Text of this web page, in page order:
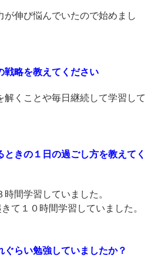
が伸び悩んでいたので始めまし
略を教えてください
解くことや毎日継続して学習して
きの１日の過ごし方を教えてく
間学習していました。
て１０時間学習していました。
らい勉強していましたか？